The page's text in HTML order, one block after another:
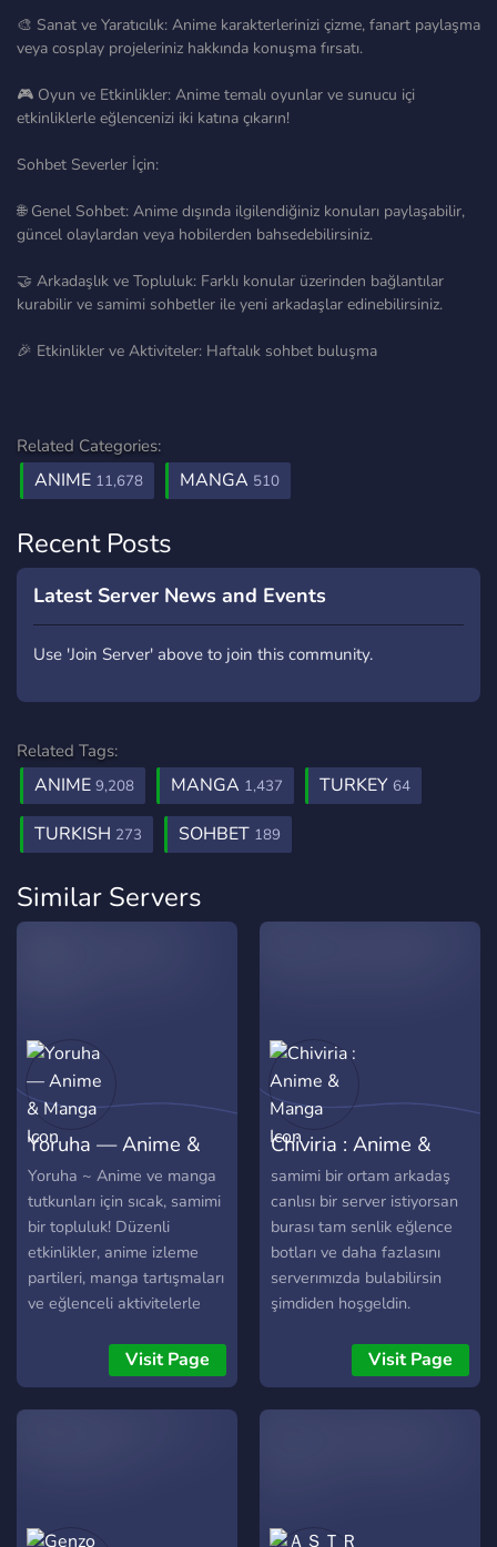
🎨 Sanat ve Yaratıcılık: Anime karakterlerinizi çizme, fanart paylaşma
veya cosplay projeleriniz hakkında konuşma fırsatı.
🎮 Oyun ve Etkinlikler: Anime temalı oyunlar ve sunucu içi
etkinliklerle eğlencenizi iki katına çıkarın!
Sohbet Severler İçin:
🌐 Genel Sohbet: Anime dışında ilgilendiğiniz konuları paylaşabilir,
güncel olaylardan veya hobilerden bahsedebilirsiniz.
🤝 Arkadaşlık ve Topluluk: Farklı konular üzerinden bağlantılar
kurabilir ve samimi sohbetler ile yeni arkadaşlar edinebilirsiniz.
🎉 Etkinlikler ve Aktiviteler: Haftalık sohbet buluşma
Related Categories:
ANIME 11,678 MANGA 510
Recent Posts
Latest Server News and Events
Use 'Join Server' above to join this community.
Related Tags:
ANIME 9,208 MANGA 1,437 TURKEY 64
TURKISH 273 SOHBET 189
Similar Servers
Yoruha — Anime &
Manga
Yoruha ~ Anime ve manga
tutkunları için sıcak, samimi
bir topluluk! Düzenli
etkinlikler, anime izleme
partileri, manga tartışmaları
ve eğlenceli aktivitelerle
rehber, tecrübelilere
Visit Page
Chiviria : Anime &
Manga
samimi bir ortam arkadaş
canlısı bir server istiyorsan
burası tam senlik eğlence
botları ve daha fazlasını
serverımızda bulabilirsin
şimdiden hoşgeldin.
Visit Page